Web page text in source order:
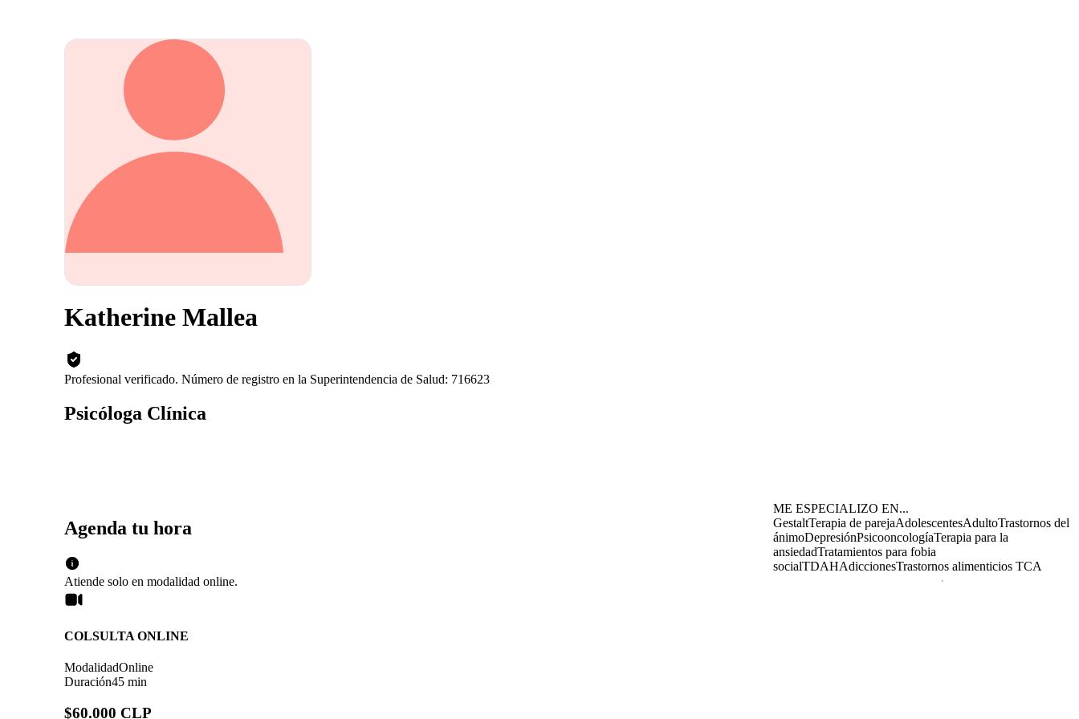
Katherine Mallea
Profesional verificado. Número de registro en la Superintendencia de Salud: 716623
Psicóloga Clínica
Agenda tu hora
Atiende solo en modalidad online.
COLSULTA ONLINE
ModalidadOnline
Duración45 min
$60.000 CLP
ME ESPECIALIZO EN...
GestaltTerapia de parejaAdolescentesAdultoTrastornos del
ánimoDepresiónPsicooncologíaTerapia para la
ansiedadTratamientos para fobia
socialTDAHAdiccionesTrastornos alimenticios TCA